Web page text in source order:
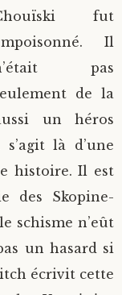
fut
Il
pas
de la
un héros
là d’une
histoire. Il est
des Skopine-
schisme n’eût
un hasard si
écrivit cette